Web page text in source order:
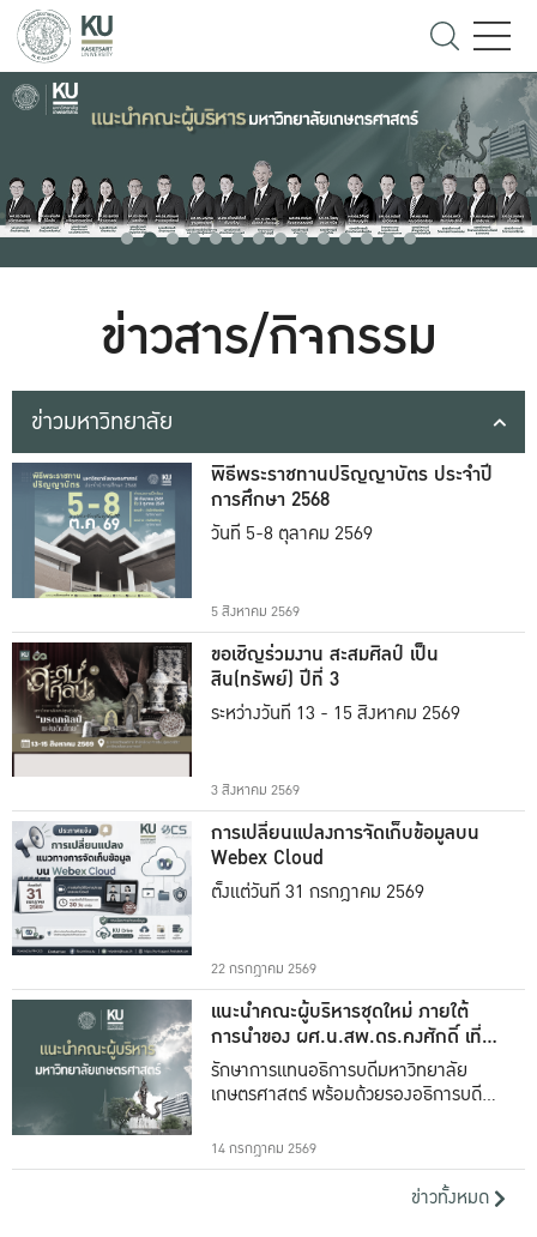
ข่าวสาร/กิจกรรม
ข่าวมหาวิทยาลัย
พิธีพระราชทานปริญญาบัตร ประจำปี
การศึกษา 2568
วันที่ 5-8 ตุลาคม 2569
5 สิงหาคม 2569
ขอเชิญร่วมงาน สะสมศิลป์ เป็น
สิน(ทรัพย์) ปีที่ 3
ระหว่างวันที่ 13 - 15 สิงหาคม 2569
3 สิงหาคม 2569
การเปลี่ยนแปลงการจัดเก็บข้อมูลบน
Webex Cloud
ตั้งแต่วันที่ 31 กรกฎาคม 2569
22 กรกฎาคม 2569
แนะนำคณะผู้บริหารชุดใหม่ ภายใต้
การนำของ ผศ.น.สพ.ดร.คงศักดิ์ เที่ยง
ธรรม
รักษาการแทนอธิการบดีมหาวิทยาลัย
เกษตรศาสตร์ พร้อมด้วยรองอธิการบดีทั้ง
14 กรกฎาคม 2569
ข่าวทั้งหมด